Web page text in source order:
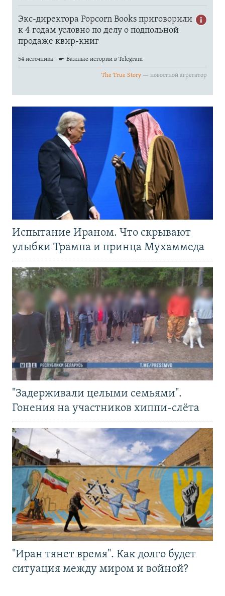
Испытание Ираном. Что скрывают
улыбки Трампа и принца Мухаммеда
"Задерживали целыми семьями".
Гонения на участников хиппи-слёта
"Иран тянет время". Как долго будет
ситуация между миром и войной?